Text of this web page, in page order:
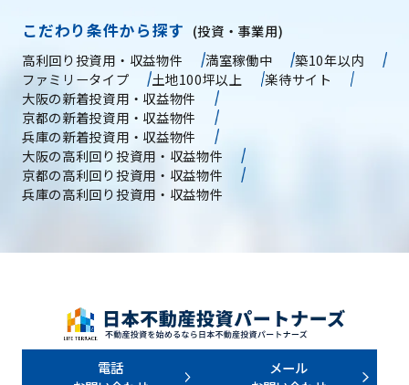
こだわり条件から探す (投資・事業用)
高利回り投資用・収益物件
満室稼働中
築10年以内
ファミリータイプ
土地100坪以上
楽待サイト
大阪の新着投資用・収益物件
京都の新着投資用・収益物件
兵庫の新着投資用・収益物件
大阪の高利回り投資用・収益物件
京都の高利回り投資用・収益物件
兵庫の高利回り投資用・収益物件
電話
メール